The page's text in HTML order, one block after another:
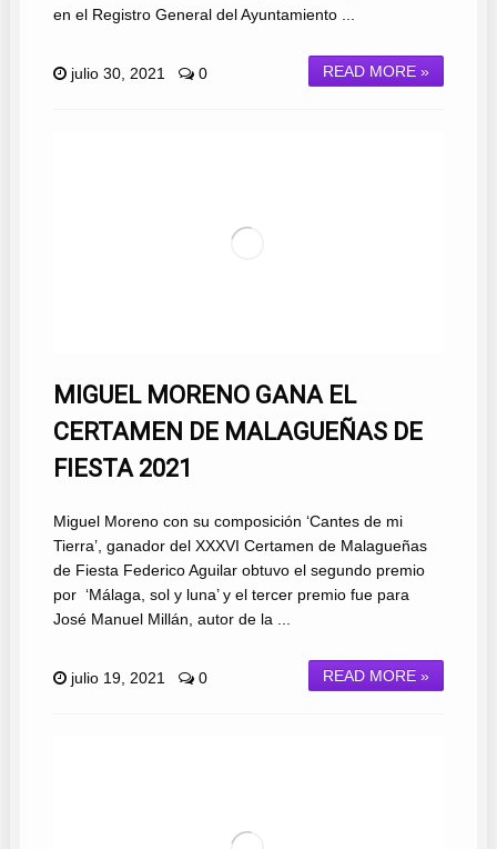
en el Registro General del Ayuntamiento ...
READ MORE »
julio 30, 2021 0
MIGUEL MORENO GANA EL
CERTAMEN DE MALAGUEÑAS DE
FIESTA 2021
Miguel Moreno con su composición ‘Cantes de mi
Tierra’, ganador del XXXVI Certamen de Malagueñas
de Fiesta Federico Aguilar obtuvo el segundo premio
por ‘Málaga, sol y luna’ y el tercer premio fue para
José Manuel Millán, autor de la ...
READ MORE »
julio 19, 2021 0